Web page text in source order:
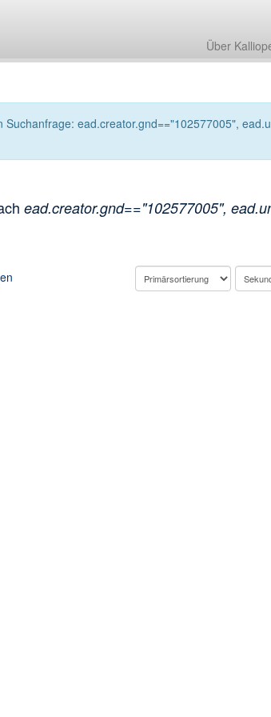
Über
Suchanfrage: ead.creator.gnd=="102577005",
ead.creator.gnd=="102577005",